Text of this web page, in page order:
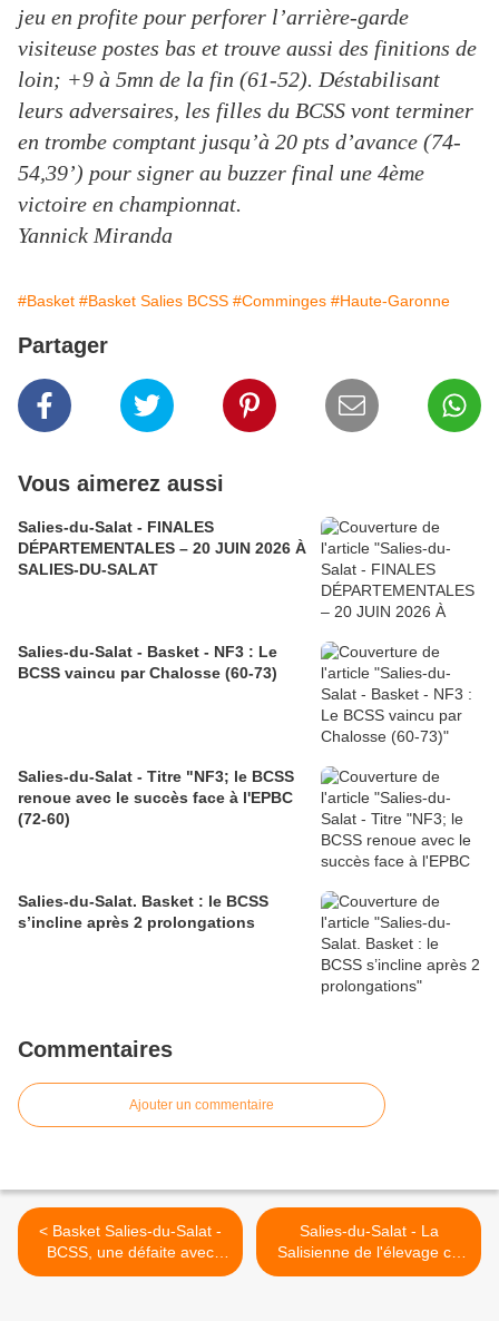
jeu en profite pour perforer l’arrière-garde
visiteuse postes bas et trouve aussi des finitions de
loin; +9 à 5mn de la fin (61-52). Déstabilisant
leurs adversaires, les filles du BCSS vont terminer
en trombe comptant jusqu’à 20 pts d’avance (74-
54,39’) pour signer au buzzer final une 4ème
victoire en championnat.
Yannick Miranda
#Basket #Basket Salies BCSS #Comminges #Haute-Garonne
Partager
Vous aimerez aussi
Salies-du-Salat - FINALES
DÉPARTEMENTALES – 20 JUIN 2026 À
SALIES-DU-SALAT
Salies-du-Salat - Basket - NF3 : Le
BCSS vaincu par Chalosse (60-73)
Salies-du-Salat - Titre "NF3; le BCSS
renoue avec le succès face à l'EPBC
(72-60)
Salies-du-Salat. Basket : le BCSS
s’incline après 2 prolongations
Commentaires
Ajouter un commentaire
< Basket Salies-du-Salat -
BCSS, une défaite avec
panache !
Salies-du-Salat - La
Salisienne de l'élevage ce
dimanche 17 mars >